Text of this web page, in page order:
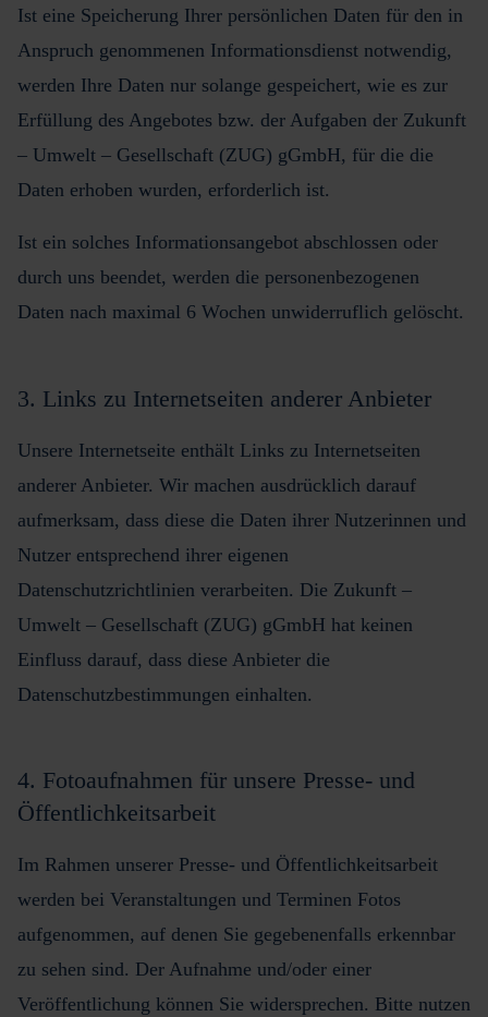
Ist eine Speicherung Ihrer persönlichen Daten für den in
Anspruch genommenen Informationsdienst notwendig,
werden Ihre Daten nur solange gespeichert, wie es zur
Erfüllung des Angebotes bzw. der Aufgaben der Zukunft
– Umwelt – Gesellschaft (ZUG) gGmbH, für die die
Daten erhoben wurden, erforderlich ist.
Ist ein solches Informationsangebot abschlossen oder
durch uns beendet, werden die personenbezogenen
Daten nach maximal 6 Wochen unwiderruflich gelöscht.
3. Links zu Internetseiten anderer Anbieter
Unsere Internetseite enthält Links zu Internetseiten
anderer Anbieter. Wir machen ausdrücklich darauf
aufmerksam, dass diese die Daten ihrer Nutzerinnen und
Nutzer entsprechend ihrer eigenen
Datenschutzrichtlinien verarbeiten. Die Zukunft –
Umwelt – Gesellschaft (ZUG) gGmbH hat keinen
Einfluss darauf, dass diese Anbieter die
Datenschutzbestimmungen einhalten.
4. Fotoaufnahmen für unsere Presse- und
Öffentlichkeitsarbeit
Im Rahmen unserer Presse- und Öffentlichkeitsarbeit
werden bei Veranstaltungen und Terminen Fotos
aufgenommen, auf denen Sie gegebenenfalls erkennbar
zu sehen sind. Der Aufnahme und/oder einer
Veröffentlichung können Sie widersprechen. Bitte nutzen